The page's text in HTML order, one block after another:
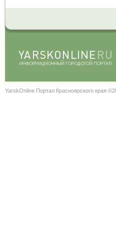
YarskOnline Портал Красноярского края